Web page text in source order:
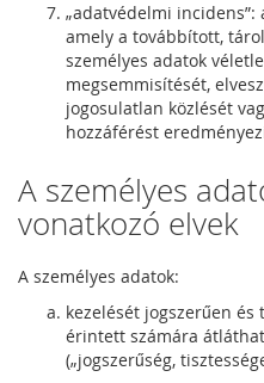
„adatvédelmi
amely a továbbított,
személyes adatok
megsemmisítését,
jogosulatlan közlését
hozzáférést
A személyes
vonatkozó elvek
A személyes adatok:
kezelését jogszerűen és
érintett számára
(„jogszerűség,